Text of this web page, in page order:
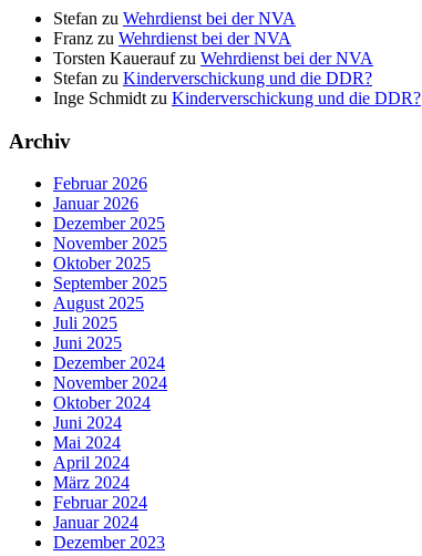
Stefan zu Wehrdienst bei der NVA
Franz zu Wehrdienst bei der NVA
Torsten Kaueraufzu Wehrdienst bei der NVA
Stefan zu Kinderverschickung und die DDR?
Inge Schmidt zu Kinderverschickung und die DDR?
Archiv
Februar 2026
Januar 2026
Dezember 2025
November 2025
Oktober 2025
September 2025
August 2025
Juli 2025
Juni 2025
Dezember 2024
November 2024
Oktober 2024
Juni 2024
Mai 2024
April 2024
März 2024
Februar 2024
Januar 2024
Dezember 2023